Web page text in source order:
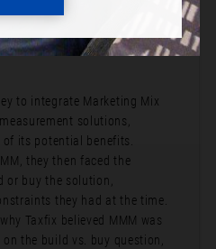
to integrate Marketing Mix
solutions,
its potential benefits.
they then faced the
or buy the solution,
they had at the time.
Taxfix believed MMM was
the build vs. buy question,